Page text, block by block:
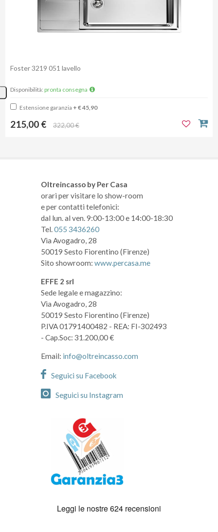
Foster 3219 051 lavello
Disponibilità: pronta consegna
Estensione garanzia + € 45,90
215,00 € 322,00 €
Oltreincasso by Per Casa
orari per visitare lo show-room
e per contatti telefonici:
dal lun. al ven. 9:00-13:00 e 14:00-18:30
Tel.055 3436260
Via Avogadro, 28
50019 Sesto Fiorentino (Firenze)
Sito showroom: www.percasa.me
EFFE 2 srl
Sede legale e magazzino:
Via Avogadro, 28
50019 Sesto Fiorentino (Firenze)
P.IVA 01791400482 - REA: FI-302493
- Cap.Soc: 31.200,00 €
Email: info@oltreincasso.com
Seguici su Facebook
Seguici su Instagram